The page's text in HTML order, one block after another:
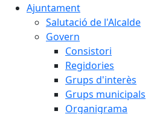
Ajuntament
Salutació de l'Alcalde
Govern
Consistori
Regidories
Grups d'interès
Grups municipals
Organigrama